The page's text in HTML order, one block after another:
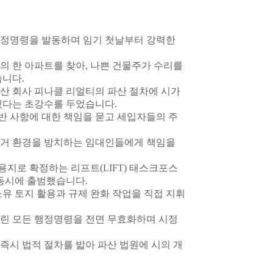
명령을 발동하며 임기 첫날부터 강력한
한 아파트를 찾아, 나쁜 건물주가 수리를
다.
회사 피나클 리얼티의 파산 절차에 시가
는 초강수를 두었습니다.
사항에 대한 책임을 묻고 세입자들의 주
환경을 방치하는 임대인들에게 책임을
지로 확정하는 리프트(LIFT) 태스크포스
시에 출범했습니다.
토지 활용과 규제 완화 작업을 직접 지휘
모든 행정명령을 전면 무효화하며 시정
시 법적 절차를 밟아 파산 법원에 시의 개